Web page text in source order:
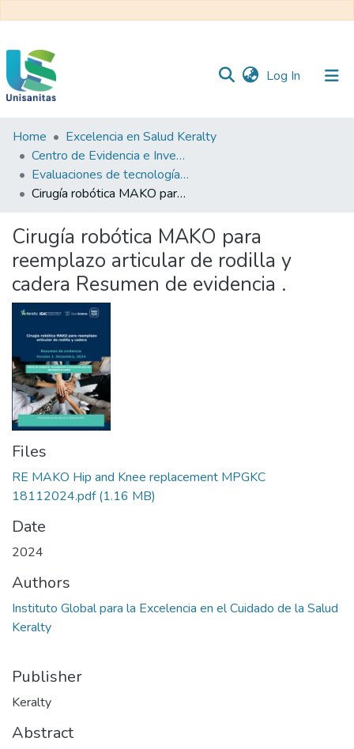
Log In (current)
Inicio
Web
Unisanitas
Web
Biblioteca
Home
Excelencia en Salud Keralty
Centro de Evidencia e Investigación para las Decisiones en Salud – CEIDS
Evaluaciones de tecnología sanitaria
Cirugía robótica MAKO para reemplazo articular de rodilla y cadera Resumen de evidencia .
Cirugía robótica MAKO para
reemplazo articular de rodilla y
cadera Resumen de evidencia .
Files
RE MAKO Hip and Knee replacement MPGKC
18112024.pdf(1.16 MB)
Date
2024
Authors
Instituto Global para la Excelencia en el Cuidado de la Salud
Keralty
Publisher
Keralty
Abstract